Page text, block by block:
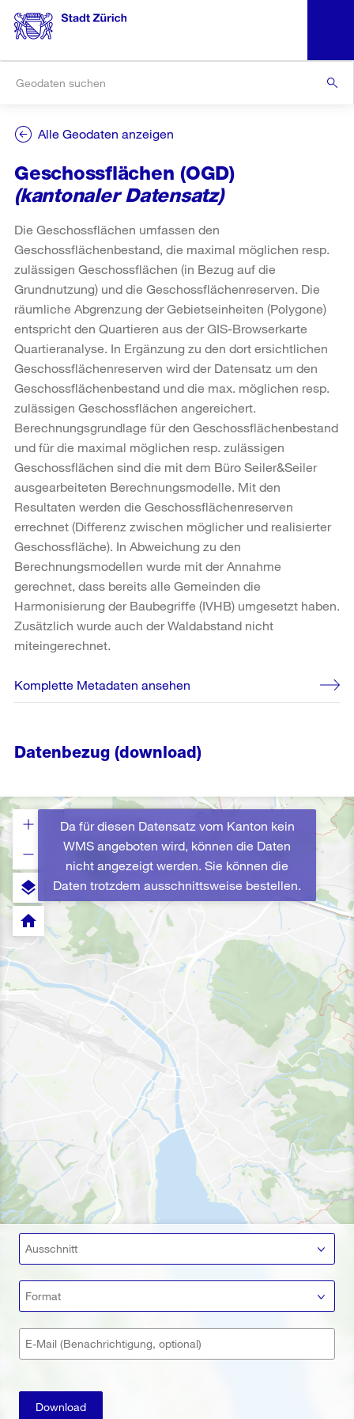
Alle Geodaten anzeigen
Geschossflächen (OGD)
(kantonaler Datensatz)
Die Geschossflächen umfassen den
Geschossflächenbestand, die maximal möglichen resp.
zulässigen Geschossflächen (in Bezug auf die
Grundnutzung) und die Geschossflächenreserven. Die
räumliche Abgrenzung der Gebietseinheiten (Polygone)
entspricht den Quartieren aus der GIS-Browserkarte
Quartieranalyse. In Ergänzung zu den dort ersichtlichen
Geschossflächenreserven wird der Datensatz um den
Geschossflächenbestand und die max. möglichen resp.
zulässigen Geschossflächen angereichert.
Berechnungsgrundlage für den Geschossflächenbestand
und für die maximal möglichen resp. zulässigen
Geschossflächen sind die mit dem Büro Seiler&Seiler
ausgearbeiteten Berechnungsmodelle. Mit den
Resultaten werden die Geschossflächenreserven
errechnet (Differenz zwischen möglicher und realisierter
Geschossfläche). In Abweichung zu den
Berechnungsmodellen wurde mit der Annahme
gerechnet, dass bereits alle Gemeinden die
Harmonisierung der Baubegriffe (IVHB) umgesetzt haben.
Zusätzlich wurde auch der Waldabstand nicht
miteingerechnet.
Komplette Metadaten ansehen
Datenbezug (download)
Da für diesen Datensatz vom Kanton kein
WMS angeboten wird, können die Daten
nicht angezeigt werden. Sie können die
Daten trotzdem ausschnittsweise bestellen.
layers
home
Ausschnitt
Format
E-Mail (Benachrichtigung, optional)
Download